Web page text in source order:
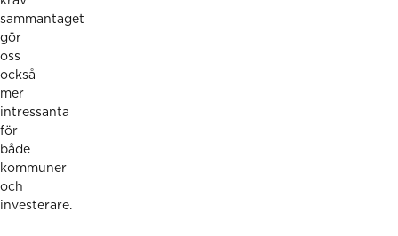
sammantaget
gör
oss
också
mer
intressanta
för
både
kommuner
och
investerare.